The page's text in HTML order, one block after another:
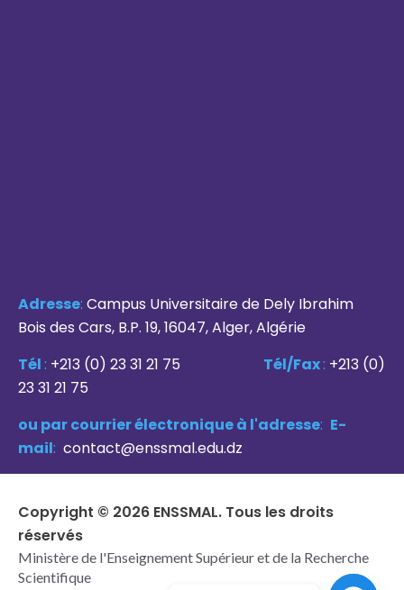
Adresse: Campus Universitaire de Dely Ibrahim
Bois des Cars, B.P. 19, 16047, Alger, Algérie
Tél : +213 (0) 23 31 21 75 Tél/Fax: +213 (0)
23 31 21 75
ou par courrier électronique à l'adresse: E-
mail: contact@enssmal.edu.dz
Copyright © 2026 ENSSMAL. Tous les droits
réservés
Ministère de l'Enseignement Supérieur et de la Recherche
Scientifique